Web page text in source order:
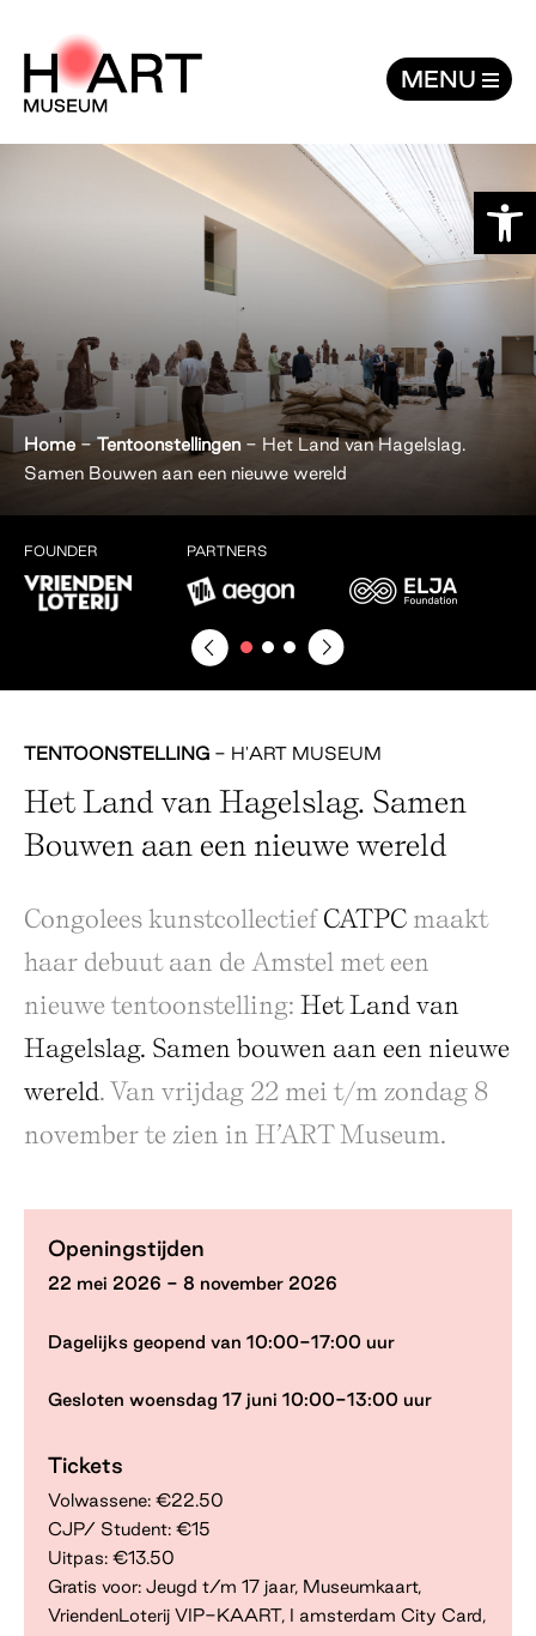
MENU
Home-Tentoonstellingen - Het Land van Hagelslag.
Samen Bouwen aan een nieuwe wereld
FOUNDER PARTNERS
TENTOONSTELLING - H'ART MUSEUM
Het Land van Hagelslag. Samen
Bouwen aan een nieuwe wereld
Congolees kunstcollectiefCATPC maakt
haar debuut aan de Amstel met een
nieuwe tentoonstelling: Het Land van
Hagelslag. Samen bouwen aan een nieuwe
wereld. Van vrijdag 22 mei t/m zondag 8
november te zien in H’ART Museum.
Openingstijden
22 mei 2026 - 8 november 2026
Dagelijks geopend van 10:00-17:00 uur
Gesloten woensdag 17 juni 10:00-13:00 uur
Tickets
Volwassene: €22.50
CJP/ Student: €15
Uitpas: €13.50
Gratis voor: Jeugd t/m 17 jaar, Museumkaart,
VriendenLoterij VIP-KAART, I amsterdam City Card,